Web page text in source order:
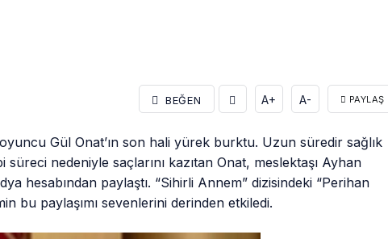
BEĞEN A+ A- PAYLAŞ
Gül Onat’ın son hali yürek burktu. Uzun süredir sağlık
nedeniyle saçlarını kazıtan Onat, meslektaşı Ayhan
hesabından paylaştı. “Sihirli Annem” dizisindeki “Perihan
bu paylaşımı sevenlerini derinden etkiledi.